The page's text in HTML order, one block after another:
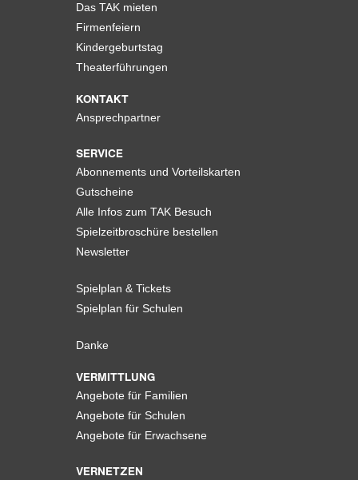
Das TAK mieten
Firmenfeiern
Kindergeburtstag
Theaterführungen
KONTAKT
Ansprechpartner
SERVICE
Abonnements und Vorteilskarten
Gutscheine
Alle Infos zum TAK Besuch
Spielzeitbroschüre bestellen
Newsletter
Spielplan & Tickets
Spielplan für Schulen
Danke
VERMITTLUNG
Angebote für Familien
Angebote für Schulen
Angebote für Erwachsene
VERNETZEN